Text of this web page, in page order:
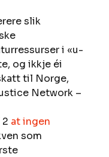
slik
i «u-
og ikkje éi
til Norge,
Network –
at ingen
som